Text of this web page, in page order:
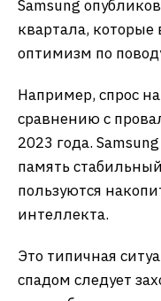
Samsung
квартала,
оптимизм по
Например, спрос
сравнению с
2023 года.
память
пользуются
интеллекта.
Это типичная
спадом следует